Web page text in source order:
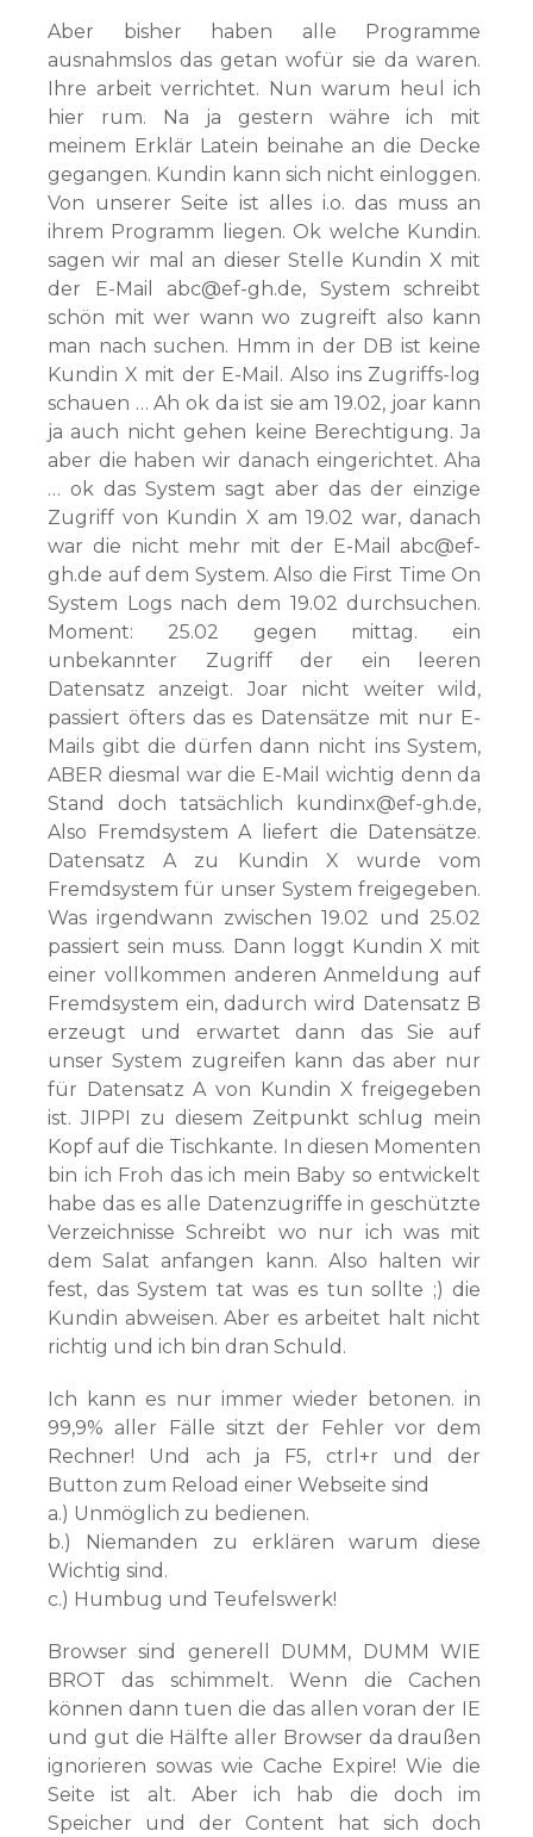
Aber bisher haben alle Programme
ausnahmslos das getan wofür sie da waren.
Ihre arbeit verrichtet. Nun warum heul ich
hier rum. Na ja gestern währe ich mit
meinem Erklär Latein beinahe an die Decke
gegangen. Kundin kann sich nicht einloggen.
Von unserer Seite ist alles i.o. das muss an
ihrem Programm liegen. Ok welche Kundin.
sagen wir mal an dieser Stelle Kundin X mit
der E-Mail abc@ef-gh.de, System schreibt
schön mit wer wann wo zugreift also kann
man nach suchen. Hmm in der DB ist keine
Kundin X mit der E-Mail. Also ins Zugriffs-log
schauen … Ah ok da ist sie am 19.02, joar kann
ja auch nicht gehen keine Berechtigung. Ja
aber die haben wir danach eingerichtet. Aha
… ok das System sagt aber das der einzige
Zugriff von Kundin X am 19.02 war, danach
war die nicht mehr mit der E-Mail abc@ef-
gh.de auf dem System. Also die First Time On
System Logs nach dem 19.02 durchsuchen.
Moment: 25.02 gegen mittag. ein
unbekannter Zugriff der ein leeren
Datensatz anzeigt. Joar nicht weiter wild,
passiert öfters das es Datensätze mit nur E-
Mails gibt die dürfen dann nicht ins System,
ABER diesmal war die E-Mail wichtig denn da
Stand doch tatsächlich kundinx@ef-gh.de,
Also Fremdsystem A liefert die Datensätze.
Datensatz A zu Kundin X wurde vom
Fremdsystem für unser System freigegeben.
Was irgendwann zwischen 19.02 und 25.02
passiert sein muss. Dann loggt Kundin X mit
einer vollkommen anderen Anmeldung auf
Fremdsystem ein, dadurch wird Datensatz B
erzeugt und erwartet dann das Sie auf
unser System zugreifen kann das aber nur
für Datensatz A von Kundin X freigegeben
ist. JIPPI zu diesem Zeitpunkt schlug mein
Kopf auf die Tischkante. In diesen Momenten
bin ich Froh das ich mein Baby so entwickelt
habe das es alle Datenzugriffe in geschützte
Verzeichnisse Schreibt wo nur ich was mit
dem Salat anfangen kann. Also halten wir
fest, das System tat was es tun sollte ;) die
Kundin abweisen. Aber es arbeitet halt nicht
richtig und ich bin dran Schuld.
Ich kann es nur immer wieder betonen. in
99,9% aller Fälle sitzt der Fehler vor dem
Rechner! Und ach ja F5, ctrl+r und der
Button zum Reload einer Webseite sind
a.) Unmöglich zu bedienen.
b.) Niemanden zu erklären warum diese
Wichtig sind.
c.) Humbug und Teufelswerk!
Browser sind generell DUMM, DUMM WIE
BROT das schimmelt. Wenn die Cachen
können dann tuen die das allen voran der IE
und gut die Hälfte aller Browser da draußen
ignorieren sowas wie Cache Expire! Wie die
Seite ist alt. Aber ich hab die doch im
Speicher und der Content hat sich doch